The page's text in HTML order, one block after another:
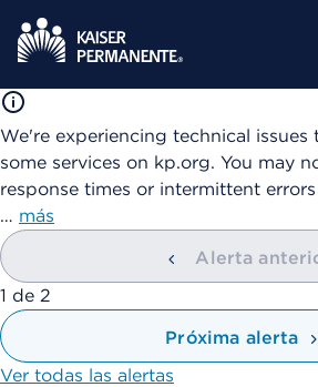
We're experiencing technical
some services on kp.org. You may
response times or intermittent
… más
Alerta
mostrando
1 de 2
Próxima alerta
Ver todas las alertas